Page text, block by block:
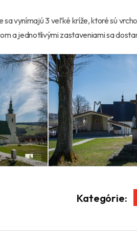
vynímajú 3 veľké kríže, ktoré sú
a jednotlivými zastaveniami sa
Kategórie: